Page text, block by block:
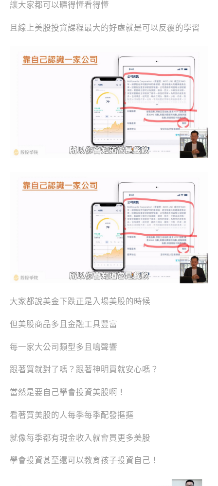
讓大家都可以聽得懂看得懂
且線上美股投資課程最大的好處就是可以反覆的學習
大家都說美金下跌正是入場美股的時候
但美股商品多且金融工具豐富
每一家大公司類型多且鳴聲響
跟著買就對了嗎？跟著神明買就安心嗎？
當然是要自己學會投資美股啊！
看著買美股的人每季每季配發摳摳
就像每季都有現金收入就會買更多美股
學會投資甚至還可以教育孩子投資自己！